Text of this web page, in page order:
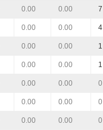
0.00 0.00 7
0.00 0.00 4
0.00 0.00 1
0.00 0.00 1
0.00 0.00 0
0.00 0.00 0
0.00 0.00 0